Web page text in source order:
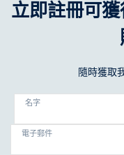
立即註冊可
隨時獲取
名字
電子郵件